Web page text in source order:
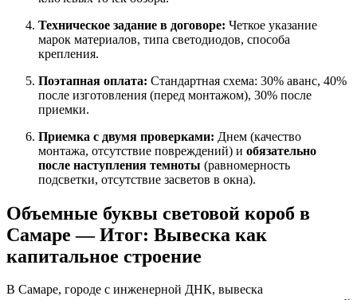
Техническое задание в договоре: Четкое указание
марок материалов, типа светодиодов, способа
крепления.
Поэтапная оплата: Стандартная схема: 30% аванс, 40%
после изготовления (перед монтажом), 30% после
приемки.
Приемка с двумя проверками: Днем (качество
монтажа, отсутствие повреждений) и обязательно
после наступления темноты (равномерность
подсветки, отсутствие засветов в окна).
Объемные буквы световой короб в
Самаре — Итог: Вывеска как
капитальное строение
В Самаре, городе с инженерной ДНК, вывеска